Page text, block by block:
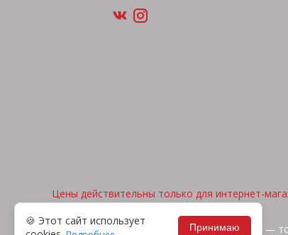
Цены действительны только для интернет-
2026, © "Арена спорта" —
🍪 Этот сайт использует
Принимаю